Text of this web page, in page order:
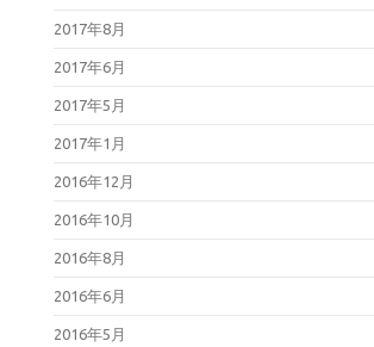
2017年8月
2017年6月
2017年5月
2017年1月
2016年12月
2016年10月
2016年8月
2016年6月
2016年5月